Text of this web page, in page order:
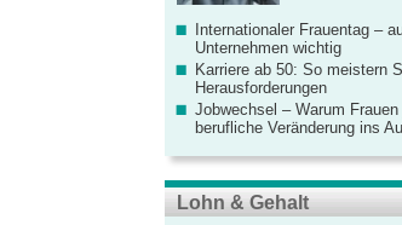
Internationaler Frauentag –
Unternehmen wichtig
Karriere ab 50: So meistern
Herausforderungen
Jobwechsel – Warum
berufliche Veränderung ins
Lohn & Gehalt